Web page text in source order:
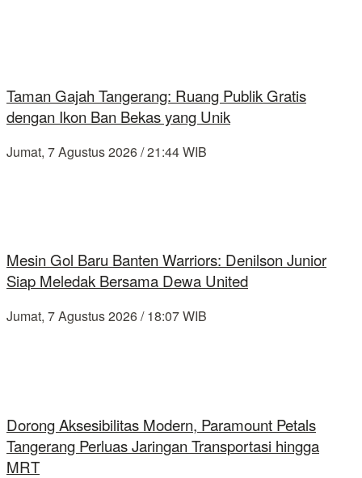
Taman Gajah Tangerang: Ruang Publik Gratis
dengan Ikon Ban Bekas yang Unik
Jumat, 7 Agustus 2026 / 21:44 WIB
Mesin Gol Baru Banten Warriors: Denilson Junior
Siap Meledak Bersama Dewa United
Jumat, 7 Agustus 2026 / 18:07 WIB
Dorong Aksesibilitas Modern, Paramount Petals
Tangerang Perluas Jaringan Transportasi hingga
MRT